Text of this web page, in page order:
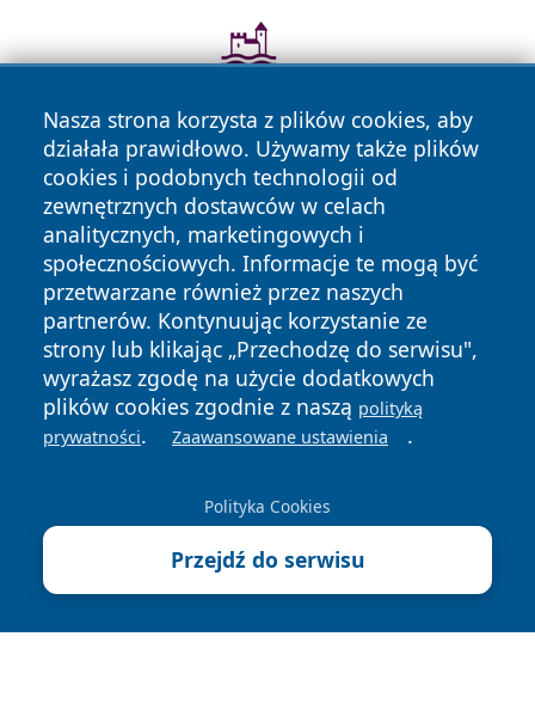
Nasza strona korzysta z plików cookies, aby
działała prawidłowo. Używamy także plików
cookies i podobnych technologii od
zewnętrznych dostawców w celach
analitycznych, marketingowych i
społecznościowych. Informacje te mogą być
przetwarzane również przez naszych
partnerów. Kontynuując korzystanie ze
strony lub klikając „Przechodzę do serwisu",
wyrażasz zgodę na użycie dodatkowych
plików cookies zgodnie z naszą polityką
prywatności. Zaawansowane ustawienia .
Polityka Cookies
Przejdź do serwisu
Copyright © 2026 radomski24.pl Wszystkie prawa
zastrzeżone.
News Autorzy
Polityka
Prywatności
Polityka
Cookies